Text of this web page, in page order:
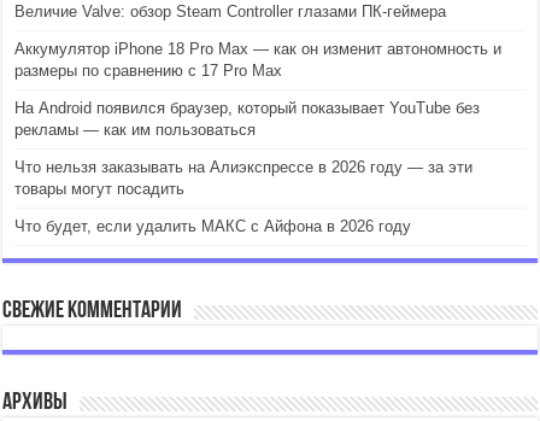
Величие Valve: обзор Steam Controller глазами ПК-геймера
Аккумулятор iPhone 18 Pro Max — как он изменит автономность и
размеры по сравнению с 17 Pro Max
На Android появился браузер, который показывает YouTube без
рекламы — как им пользоваться
Что нельзя заказывать на Алиэкспрессе в 2026 году — за эти
товары могут посадить
Что будет, если удалить МАКС с Айфона в 2026 году
Свежие комментарии
Архивы